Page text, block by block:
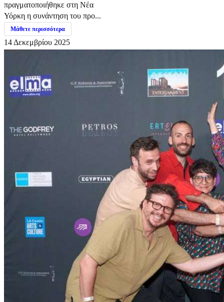
πραγματοποιήθηκε στη Νέα
Υόρκη η συνάντηση του προ...
Μάθετε περισσότερα
14 Δεκεμβρίου 2025